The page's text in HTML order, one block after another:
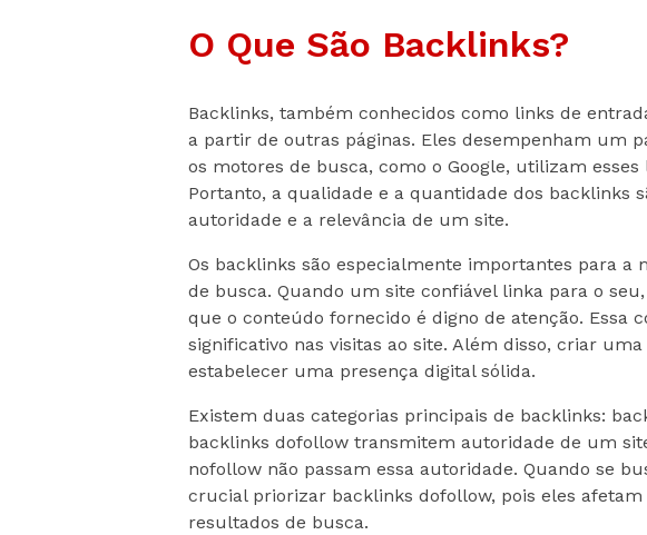
O Que São Backlinks?
Backlinks, também conhecidos como links de
a partir de outras páginas. Eles desempenham um
os motores de busca, como o Google, utilizam
Portanto, a qualidade e a quantidade dos backlinks
autoridade e a relevância de um site.
Os backlinks são especialmente importantes para a
de busca. Quando um site confiável linka para o
que o conteúdo fornecido é digno de atenção. Essa
significativo nas visitas ao site. Além disso, criar
estabelecer uma presença digital sólida.
Existem duas categorias principais de backlinks:
backlinks dofollow transmitem autoridade de um
nofollow não passam essa autoridade. Quando se
crucial priorizar backlinks dofollow, pois eles
resultados de busca.